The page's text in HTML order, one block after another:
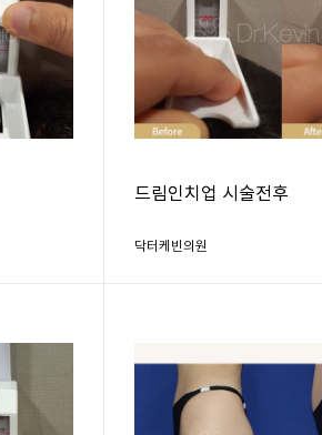
드림인치업 시술전후
닥터케빈의원